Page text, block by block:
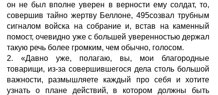
он не был вполне уверен в верности ему солдат, то,
совершив тайно жертву Беллоне, 495созвал трубным
сигналом войска на собрание и, встав на каменный
помост, очевидно уже с бoльшей уверенностью держал
такую речь более громким, чем обычно, голосом.
2. «Давно уже, полагаю, вы, мои благородные
товарищи, из-за совершившегося дела столь большой
важности, размышляете каждый про себя и хотите
узнать о плане действий, в котором должны быть